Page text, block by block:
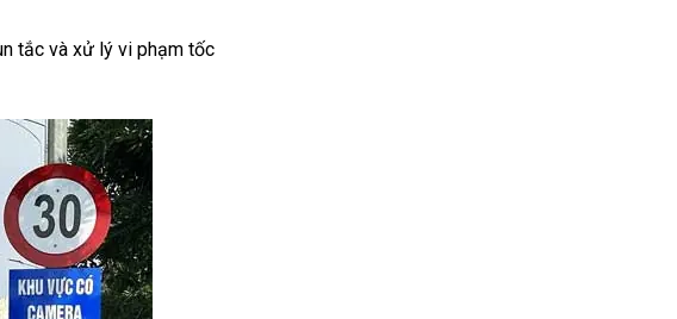
tắc và xử lý vi phạm tốc